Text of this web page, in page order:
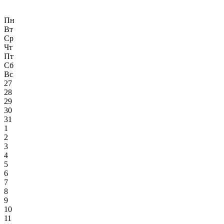
Пн
Вт
Ср
Чт
Пт
Сб
Вс
27
28
29
30
31
1
2
3
4
5
6
7
8
9
10
11